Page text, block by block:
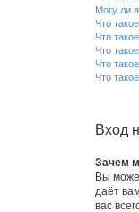
Могу ли
Что
Что
Что
Что
Что
Вход
Зачем
Вы
даёт
вас